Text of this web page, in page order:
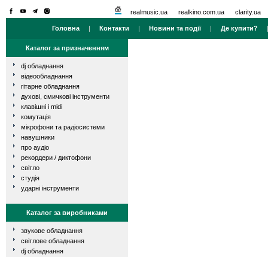
realmusic.ua realkino.com.ua clarity.ua
Головна | Контакти | Новини та події| Де купити?
Каталог за призначенням
dj обладнання
відеообладнання
гітарне обладнання
духові, смичкові інструменти
клавішні і midi
комутація
мікрофони та радіосистеми
навушники
про аудіо
рекордери / диктофони
світло
студія
ударні інструменти
Каталог за виробниками
звукове обладнання
світлове обладнання
dj обладнання